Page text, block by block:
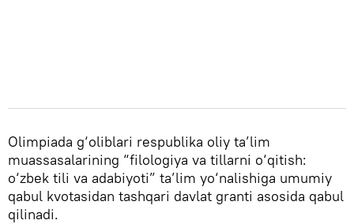
Olimpiada g‘oliblari respublika oliy ta’lim
muassasalarining “filologiya va tillarni o‘qitish:
o‘zbek tili va adabiyoti” ta’lim yo‘nalishiga umumiy
qabul kvotasidan tashqari davlat granti asosida qabul
qilinadi.